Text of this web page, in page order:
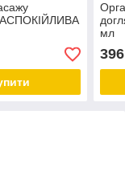
мл
396